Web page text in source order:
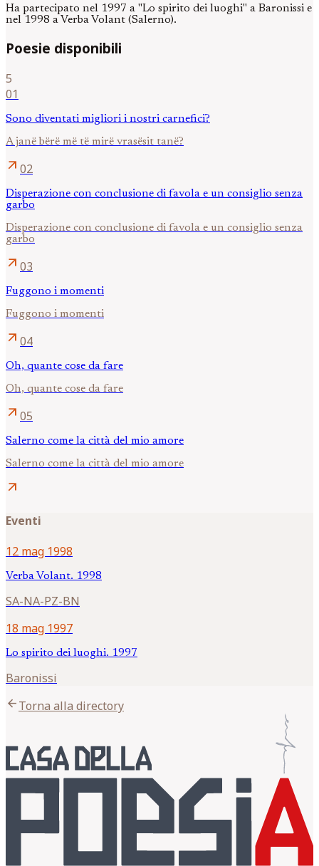
Ha partecipato nel 1997 a "Lo spirito dei luoghi" a Baronissi e
nel 1998 a Verba Volant (Salerno).
Poesie disponibili
5
01
Sono diventati migliori i nostri carnefici?
A janë bërë më të mirë vrasësit tanë?
arrow_outward 02
Disperazione con conclusione di favola e un consiglio senza
garbo
Disperazione con conclusione di favola e un consiglio senza
garbo
arrow_outward 03
Fuggono i momenti
Fuggono i momenti
arrow_outward 04
Oh, quante cose da fare
Oh, quante cose da fare
arrow_outward 05
Salerno come la città del mio amore
Salerno come la città del mio amore
arrow_outward
Eventi
12 mag 1998
Verba Volant. 1998
SA-NA-PZ-BN
18 mag 1997
Lo spirito dei luoghi. 1997
Baronissi
arrow_backTorna alla directory